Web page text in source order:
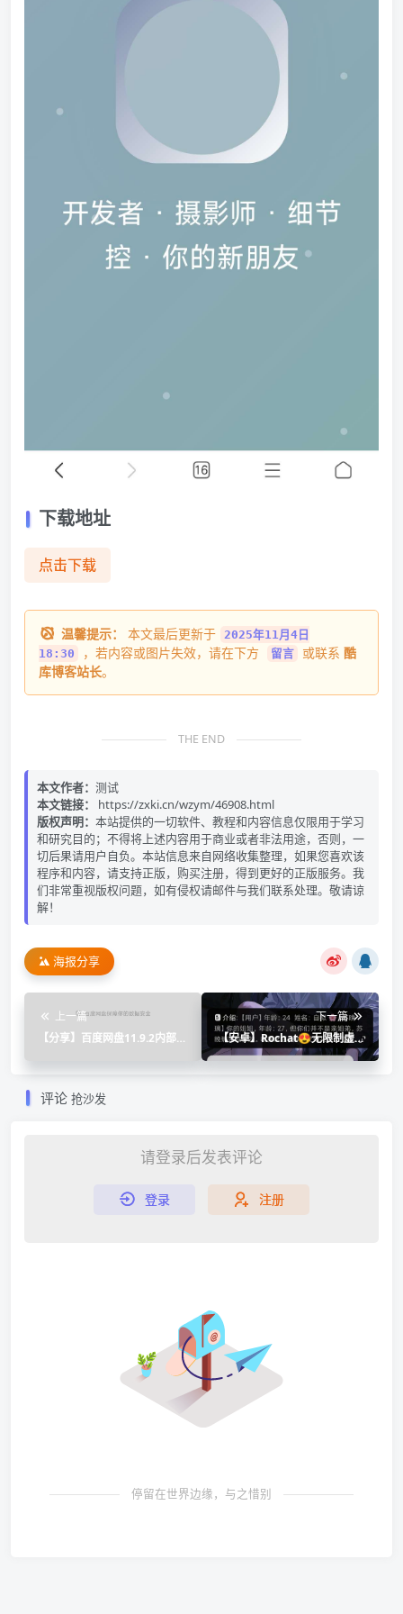
下载地址
点击下载
温馨提示： 本文最后更新于 2025年11月4日
18:30
，若内容或图片失效，请在下方 留言 或联系 酷
库博客站长。
THE END
本文作者： 测试
本文链接：
https://zxki.cn/wzym/46908.html
版权声明： 本站提供的一切软件、教程和内容信息仅限用于学习
和研究目的；不得将上述内容用于商业或者非法用途，否则，一
切后果请用户自负。本站信息来自网络收集整理，如果您喜欢该
程序和内容，请支持正版，购买注册，得到更好的正版服务。我
们非常重视版权问题，如有侵权请邮件与我们联系处理。敬请谅
解！
海报分享
上一篇
【分享】百度网盘11.9.2内部精
下一篇
【安卓】Rochat😍无限制虚拟
女友㊙️什么都可以聊🅾️
评论 抢沙发
请登录后发表评论
登录 注册
停留在世界边缘，与之惜别